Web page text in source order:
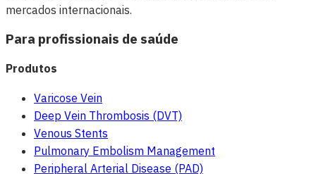
mercados internacionais.
Para profissionais de saúde
Produtos
Varicose Vein
Deep Vein Thrombosis (DVT)
Venous Stents
Pulmonary Embolism Management
Peripheral Arterial Disease (PAD)